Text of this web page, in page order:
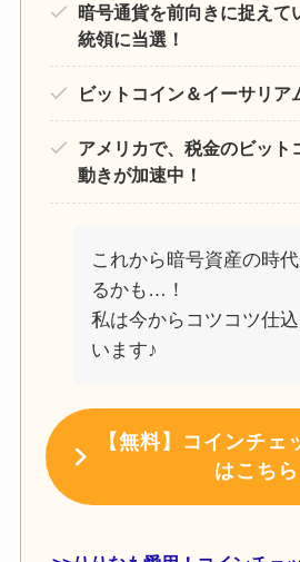
暗号通貨を前向きに捉えて
統領に当選！
ビットコイン＆イーサリア
アメリカで、税金のビット
動きが加速中！
これから暗号資産の時
るかも…！
私は今からコツコツ仕
います♪
【無料】コインチェ
はこちら